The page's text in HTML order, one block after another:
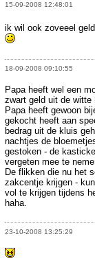
15-09-2008 12:48:01
ik wil ook zoveeel
18-09-2008 09:10:55
Papa heeft wel een
zwart geld uit de witte
Papa heeft gewoon
gekocht heeft aan
bedrag uit de kluis
nachtjes de
gestoken - de
vergeten mee te
De flikken die nu het
zakcentje krijgen -
vol te krijgen tijdens
haha.
23-10-2008 13:25:29